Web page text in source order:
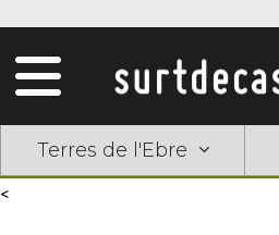
Terres de l'Ebre
<